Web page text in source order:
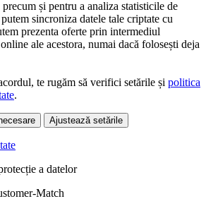
și pentru a analiza statisticile de
sincroniza datele tale criptate cu
prezenta oferte prin intermediul
ale acestora, numai dacă folosești deja
te rugăm să verifici setările și politica
.
Ajustează setările
a datelor
Match